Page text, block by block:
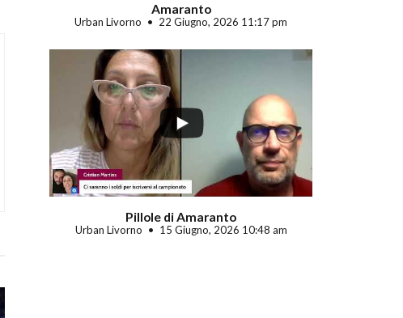
Amaranto
Urban Livorno 22 Giugno, 2026 11:17 pm
Pillole di Amaranto
Urban Livorno 15 Giugno, 2026 10:48 am